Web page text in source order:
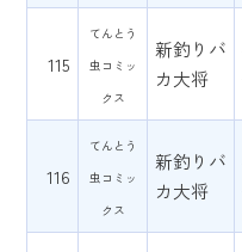
115
てんとう
虫コミッ
クス
新釣りバ
カ大将
116
てんとう
虫コミッ
クス
新釣りバ
カ大将